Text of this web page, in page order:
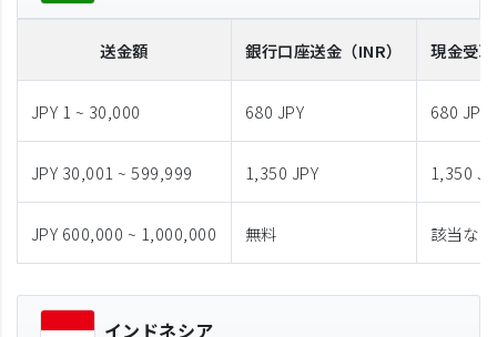
送金額 銀行口座送金 （INR） 現金受取
JPY 1 ~ 30,000 680 JPY 680 JPY
JPY 30,001 ~ 599,999 1,350 JPY 1,350
JPY 600,000 ~ 1,000,000 無料 該当なし
インドネシア